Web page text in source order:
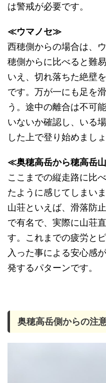
は警戒が必要です。
≪ウマノセ≫
西穂側からの場合は、
穂側からに比べると難
いえ、切れ落ちた絶壁
です。万が一にも足を
う。途中の離合は不可
いないか確認し、いる
した上で登り始めましょ
≪奥穂高岳から穂高岳
ここまでの縦走路に比
たように感じてしまい
山荘といえば、滑落防
で有名で、実際に山荘
す。これまでの疲労と
入った事による安心感
発するパターンです。
奥穂高岳側からの注